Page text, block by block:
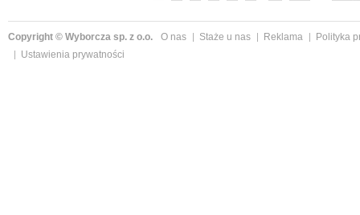
Copyright © Wyborcza sp. z o.o. O nas Staże u nas Reklama
Polityka
Ustawienia prywatności